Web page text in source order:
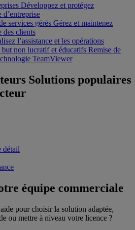
Développez et protégez
d’entreprise
services gérés Gérez et maintenez
des clients
l’assistance et les opérations
but non lucratif et éducatifs Remise de
TeamViewer
Solutions populaires
détail
équipe commerciale
pour choisir la solution adaptée,
ou mettre à niveau votre licence ?